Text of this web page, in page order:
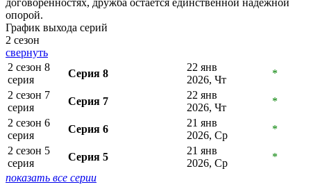
опорой.
График выхода серий
2 сезон
свернуть
2 сезон 8
серия
Серия 8
22 янв
2026, Чт
*
2 сезон 7
серия
Серия 7
22 янв
2026, Чт
*
2 сезон 6
серия
Серия 6
21 янв
2026, Ср
*
2 сезон 5
серия
Серия 5
21 янв
2026, Ср
*
показать все серии